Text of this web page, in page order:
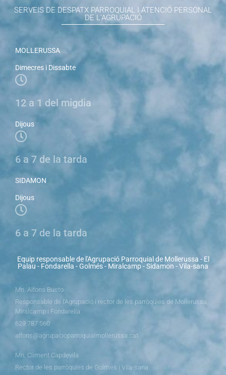
SERVEIS DE DESPATX PARROQUIAL I ATENCIÓ PERSONAL
DE L'AGRUPACIÓ
MOLLERUSSA
Dimecres i Dissabte
12 a 1 del migdia
Dijous
6 a 7 de la tarda
SIDAMON
Dijous
6 a 7 de la tarda
Equip responsable de l'Agrupació Parroquial de Mollerussa - El
Palau - Fondarella - Golmés - Miralcamp - Sidamon - Vila-sana
Mn. Alfons Busto
Responsable de l’Agrupació i rector de les parròquies de Mollerussa,
Miralcamp i Fondarella
629 787 560
alfons@agrupacioparroquialmollerussa.cat
Mn. Climent Capdevila
Rector de les parròquies de Golmés i Vila-sana